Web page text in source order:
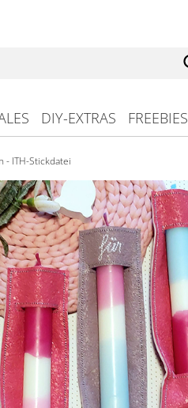
DIY-EXTRAS FREEBIES
- ITH-Stickdatei